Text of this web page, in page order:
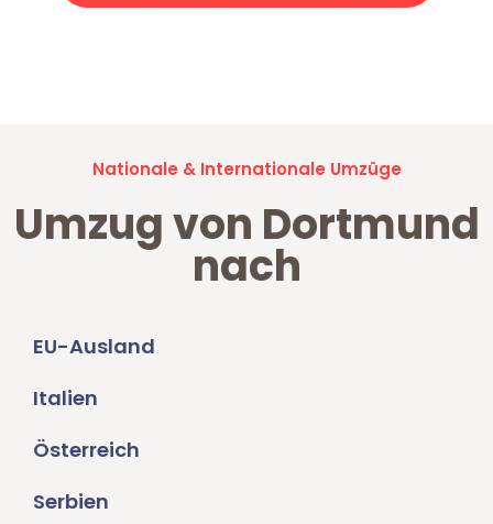
Nationale & Internationale Umzüge
Umzug von Dortmund
nach
EU-Ausland
Italien
Österreich
Serbien